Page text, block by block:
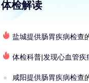
成功预约了青少年体
购买了美的体重秤
体检解读
盐城提供肠胃疾病检查的体检套餐有哪些？体检机构有哪些选
体检科普|发现心血管疾病
咸阳提供肠胃疾病检查的体检套餐有哪些？体检机构有哪些选